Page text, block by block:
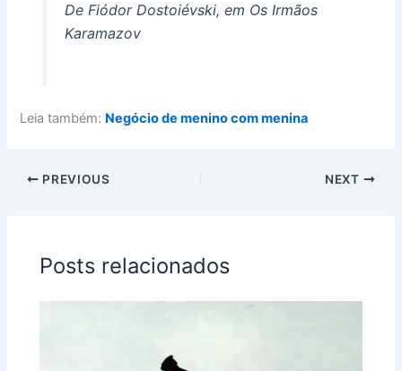
De Fiódor Dostoiévski, em Os Irmãos
Karamazov
Leia também: Negócio de menino com menina
PREVIOUS NEXT
Posts relacionados